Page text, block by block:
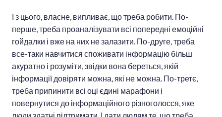
І з цього, власне, випливає, що треба робити. По-
перше, треба проаналізувати всі попередні емоційні
гойдалки і вже на них не залазити. По-друге, треба
все-таки навчитися споживати інформацію більш
акуратно і розуміти, звідки вона береться, якій
інформації довіряти можна, які не можна. По-третє,
треба припинити всі оці єдині марафони і
повернутися до інформаційного різноголосся, яке